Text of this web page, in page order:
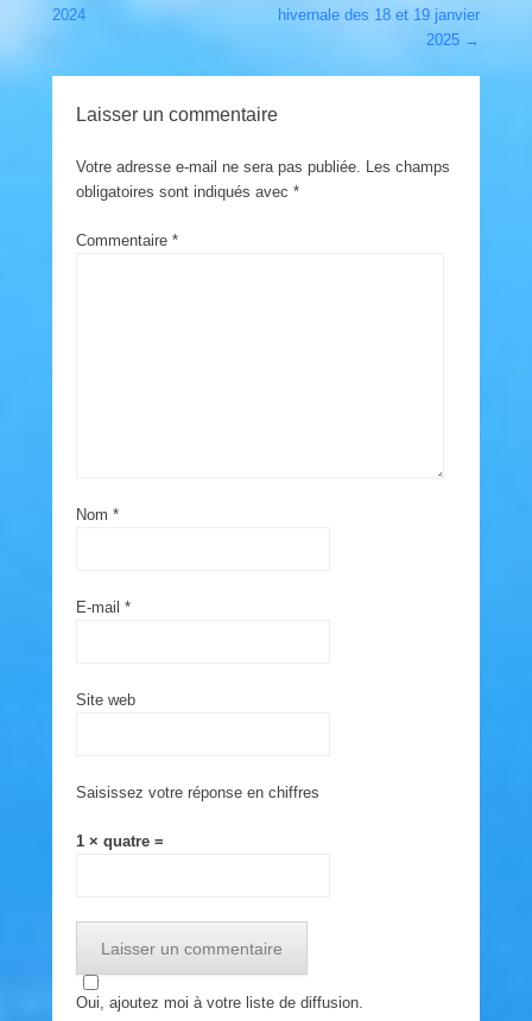
2024
hivernale des 18 et 19 janvier
2025 →
Laisser un commentaire
Votre adresse e-mail ne sera pas publiée. Les champs
obligatoires sont indiqués avec *
Commentaire *
Nom *
E-mail *
Site web
Saisissez votre réponse en chiffres
1 × quatre =
Oui, ajoutez moi à votre liste de diffusion.